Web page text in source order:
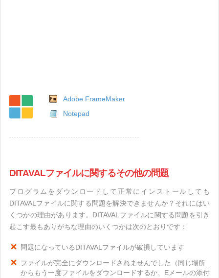
Adobe FrameMaker
Notepad
DITAVALファイルに関するその他の問題
プログラムをダウンロードして正常にインストールしても
DITAVALファイルに関する問題を解決できませんか？それにはい
くつかの理由があります。DITAVALファイルに関する問題を引き
起こす最もありがちな理由のいくつかは次のとおりです：
問題になっているDITAVALファイルが破損しています
ファイルが完全にダウンロードされませんでした（同じ場所
からもう一度ファイルをダウンロードするか、Eメールの添付